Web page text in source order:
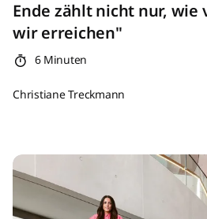
Ende zählt nicht nur, wie
wir erreichen"
6 Minuten
Christiane Treckmann